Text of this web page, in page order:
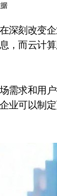
，而云计
需求和用
业可以制